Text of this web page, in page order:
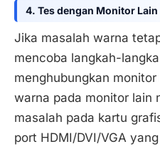
4. Tes dengan Monitor Lain
Jika masalah warna
mencoba langkah-
menghubungkan
warna pada monitor lain
masalah pada kartu
port HDMI/DVI/VGA